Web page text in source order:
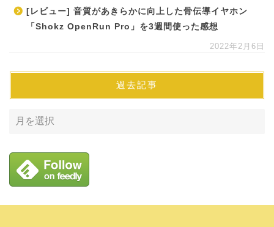
[レビュー] 音質があきらかに向上した骨伝導イヤホン
「Shokz OpenRun Pro」を3週間使った感想
2022年2月6日
過去記事